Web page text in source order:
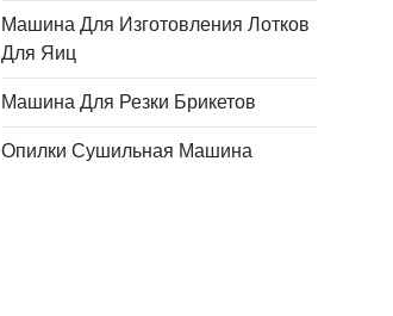
Машина Для Изготовления Лотков
Для Яиц
Машина Для Резки Брикетов
Опилки Сушильная Машина
Greek